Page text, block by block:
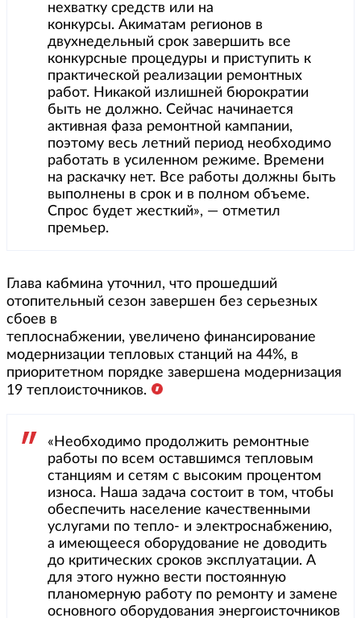
нехватку средств или на
конкурсы. Акиматам регионов в
двухнедельный срок завершить все
конкурсные процедуры и приступить к
практической реализации ремонтных
работ. Никакой излишней бюрократии
быть не должно. Сейчас начинается
активная фаза ремонтной кампании,
поэтому весь летний период необходимо
работать в усиленном режиме. Времени
на раскачку нет. Все работы должны быть
выполнены в срок и в полном объеме.
Спрос будет жесткий», — отметил
премьер.
Глава кабмина уточнил, что прошедший
отопительный сезон завершен без серьезных
сбоев в
теплоснабжении, увеличено финансирование
модернизации тепловых станций на 44%, в
приоритетном порядке завершена модернизация
19 теплоисточников.
«Необходимо продолжить ремонтные
работы по всем оставшимся тепловым
станциям и сетям с высоким процентом
износа. Наша задача состоит в том, чтобы
обеспечить население качественными
услугами по тепло- и электроснабжению,
а имеющееся оборудование не доводить
до критических сроков эксплуатации. А
для этого нужно вести постоянную
планомерную работу по ремонту и замене
основного оборудования энергоисточников